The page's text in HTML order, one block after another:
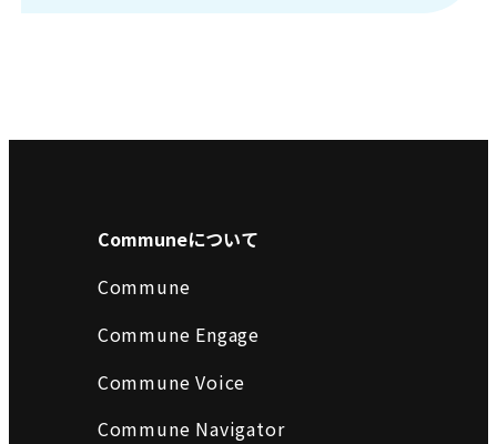
Communeについて
Commune
Commune Engage
Commune Voice
Commune Navigator